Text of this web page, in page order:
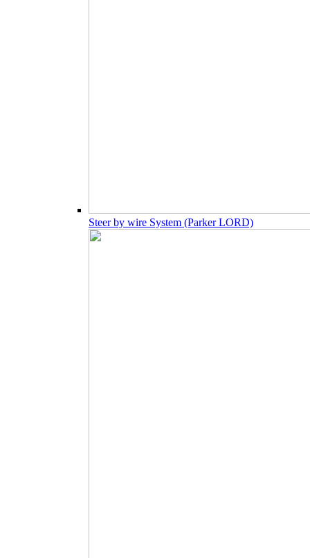
Steer by wire System (Parker LORD)